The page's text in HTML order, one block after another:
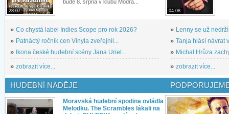
28.07.
bude 8. srpna v klubu Modrá...
» Co chystá label Indies Scope pro rok 2026?
» Patnáctý ročník cen Vinyla zveřejnil...
»
Ikona české hudební scény Jana Uriel...
» zobrazit více...
04.08.
» Lenny se už
» Tanja hlásí návrat
» Michal Hrůza
» zobrazit více...
HUDEBNÍ NADĚJE
Moravská hudební spodina ovládla
Melodku. The Scrambles lákali na